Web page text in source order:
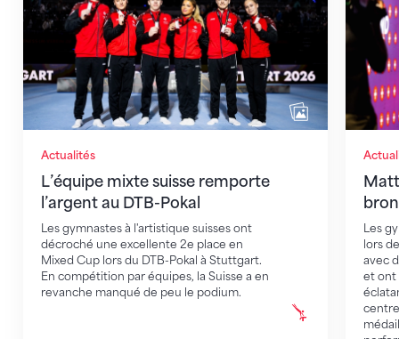
Actualités
L’équipe mixte suisse remporte
l’argent au DTB-Pokal
Les gymnastes à l'artistique suisses ont
décroché une excellente 2e place en
Mixed Cup lors du DTB-Pokal à Stuttgart.
En compétition par équipes, la Suisse a en
revanche manqué de peu le podium.
Les
lors
avec
et ont